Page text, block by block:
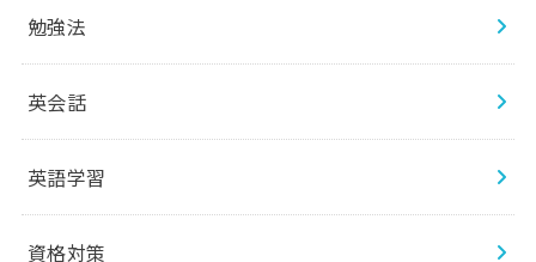
勉強法
英会話
英語学習
資格対策